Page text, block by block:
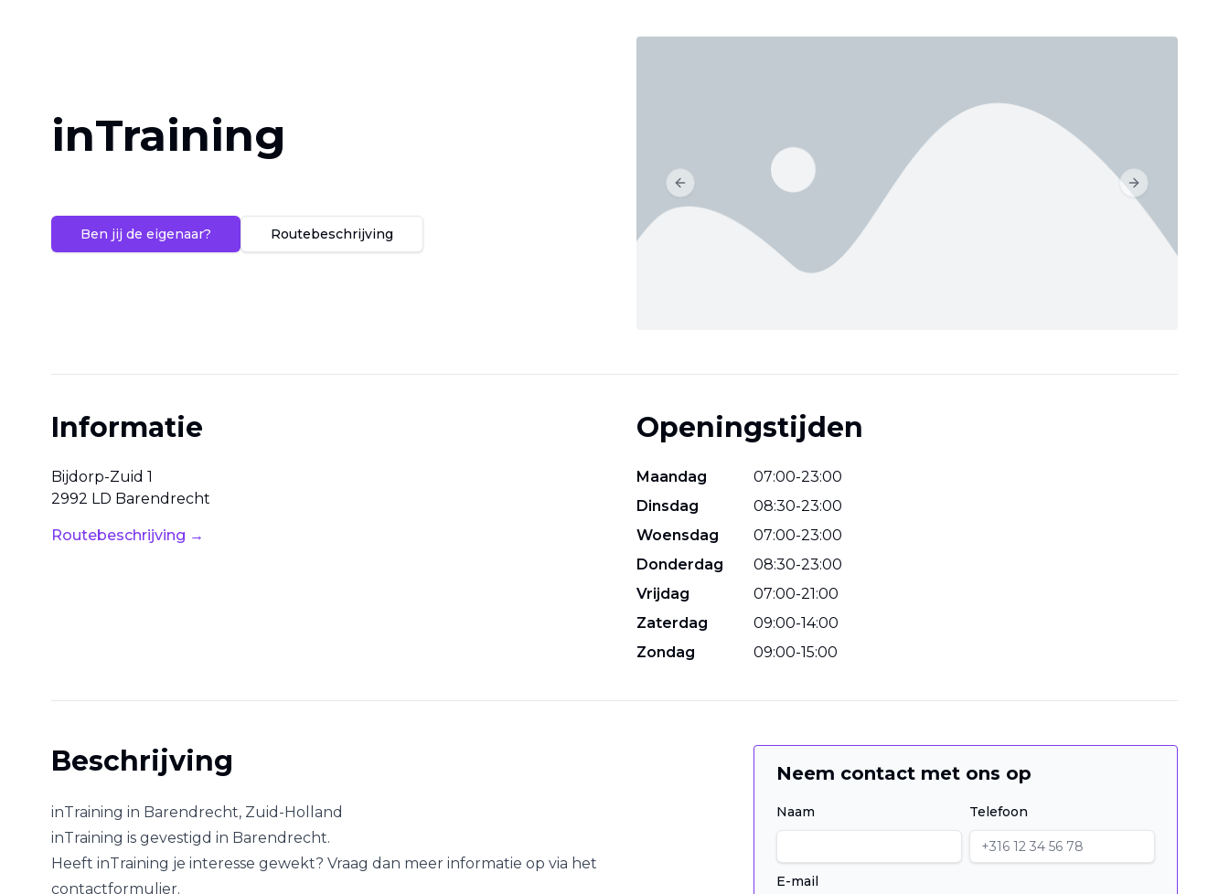
inTraining
Ben jij de eigenaar? Routebeschrijving
Previous slide Next slide
Informatie
Bijdorp-Zuid 1
2992 LD Barendrecht
Routebeschrijving →
Openingstijden
Maandag 07:00-23:00
Dinsdag
08:30-23:00
Woensdag
07:00-23:00
Donderdag
08:30-23:00
Vrijdag
07:00-21:00
Zaterdag
09:00-14:00
Zondag
09:00-15:00
Beschrijving
inTraining in Barendrecht, Zuid-Holland
inTraining is gevestigd in Barendrecht.
Heeft inTraining je interesse gewekt? Vraag dan meer informatie op via het
contactformulier.
Neem contact met ons op
Naam Telefoon
E-mail